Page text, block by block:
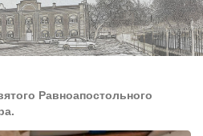
Равноапостольного